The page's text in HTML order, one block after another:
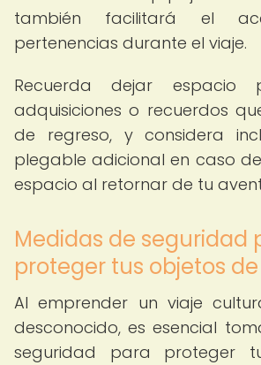
también facilitará el
pertenencias durante el viaje.
Recuerda dejar espacio
adquisiciones o recuerdos
de regreso, y considera
plegable adicional en caso
espacio al retornar de tu
Medidas de seguridad
proteger tus objetos
Al emprender un viaje
desconocido, es esencial
seguridad para proteger